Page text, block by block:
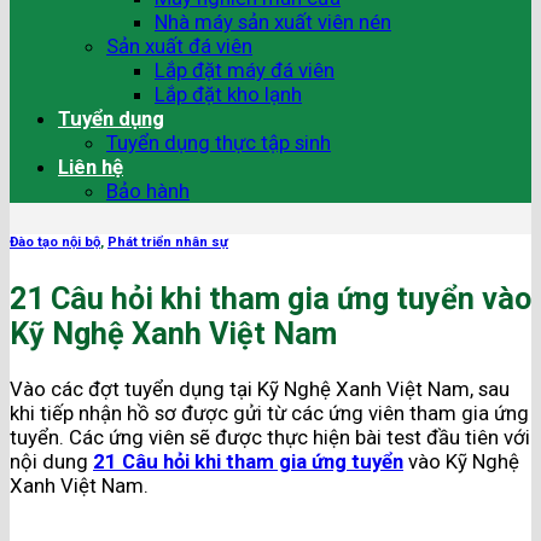
Nhà máy sản xuất viên nén
Sản xuất đá viên
Lắp đặt máy đá viên
Lắp đặt kho lạnh
Tuyển dụng
Tuyển dụng thực tập sinh
Liên hệ
Bảo hành
Đào tạo nội bộ, Phát triển nhân sự
21 Câu hỏi khi tham gia ứng tuyển vào
Kỹ Nghệ Xanh Việt Nam
Vào các đợt tuyển dụng tại Kỹ Nghệ Xanh Việt Nam, sau
khi tiếp nhận hồ sơ được gửi từ các ứng viên tham gia ứng
tuyển. Các ứng viên sẽ được thực hiện bài test đầu tiên với
nội dung 21 Câu hỏi khi tham gia ứng tuyển vào Kỹ Nghệ
Xanh Việt Nam.